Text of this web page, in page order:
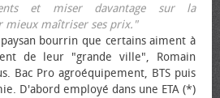
et miser davantage sur la
mieux maîtriser ses prix."
bourrin que certains aiment à
de leur "grande ville", Romain
Bac Pro agroéquipement, BTS puis
D'abord employé dans une ETA (*)